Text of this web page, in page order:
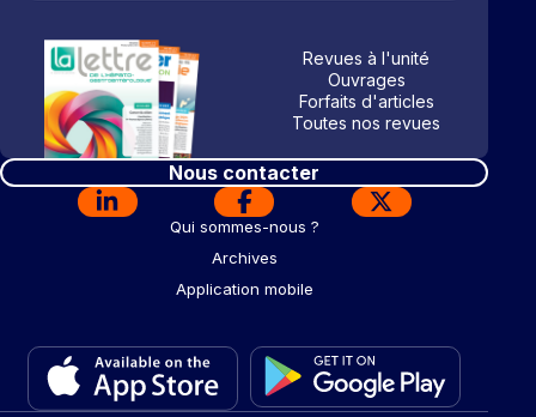
Revues à l'unité
Ouvrages
Forfaits d'articles
Toutes nos revues
Nous contacter
Qui sommes-nous ?
Archives
Application mobile